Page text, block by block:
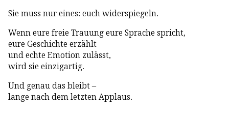
Sie muss nur eines: euch widerspiegeln.
Wenn eure freie Trauung eure Sprache spricht,
eure Geschichte erzählt
und echte Emotion zulässt,
wird sie einzigartig.
Und genau das bleibt –
lange nach dem letzten Applaus.